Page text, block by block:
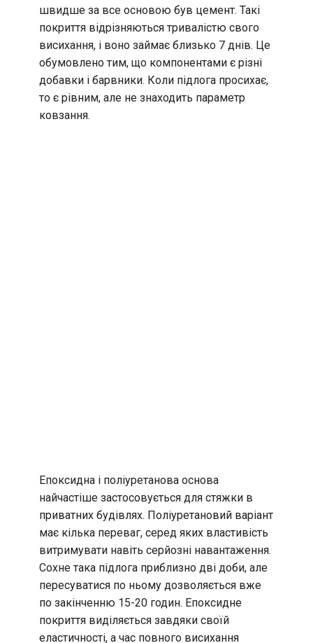
швидше за все основою був цемент. Такі
покриття відрізняються тривалістю свого
висихання, і воно займає близько 7 днів. Це
обумовлено тим, що компонентами є різні
добавки і барвники. Коли підлога просихає,
то є рівним, але не знаходить параметр
ковзання.
Епоксидна і поліуретанова основа
найчастіше застосовується для стяжки в
приватних будівлях. Поліуретановий варіант
має кілька переваг, серед яких властивість
витримувати навіть серйозні навантаження.
Сохне така підлога приблизно дві доби, але
пересуватися по ньому дозволяється вже
по закінченню 15-20 годин. Епоксидне
покриття виділяється завдяки своїй
еластичності, а час повного висихання